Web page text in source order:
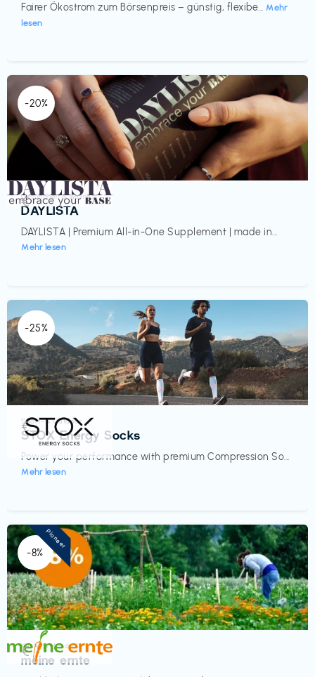
Fairer Ökostrom zum Börsenpreis – günstig, flexibe... Mehr
lesen
-20%
Gesundheit & Wellness
DAYLISTA
DAYLISTA | Premium All-in-One Supplement | made in...
Mehr lesen
€‎
-25%
Sport- & Outdoor
STOX Energy Socks
Power your performance with premium Compression So...
Mehr lesen
€‎
-8%
Küche & Haushalt
meine ernte
€‎
Pioneer